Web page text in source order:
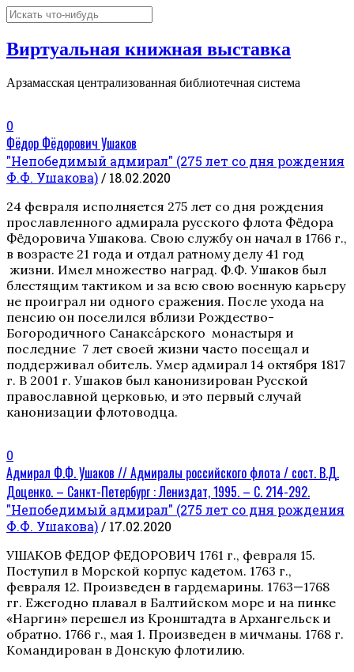
Виртуальная книжная выставка
Арзамасская централизованная библиотечная система
0
Фёдор Фёдорович Ушаков
"Непобедимый адмирал" (275 лет со дня рождения
Ф.Ф. Ушакова)/ 18.02.2020
24 февраля исполняется 275 лет со дня рождения
прославленного адмирала русского флота Фёдора
Фёдоровича Ушакова. Свою службу он начал в 1766 г.,
в возрасте 21 года и отдал ратному делу 41 год
жизни. Имел множество наград. Ф.Ф. Ушаков был
блестящим тактиком и за всю свою военную карьеру
не проиграл ни одного сражения. После ухода на
пенсию он поселился вблизи Рождество-
Богородичного Санакса́рского монастыря и
последние 7 лет своей жизни часто посещал и
поддерживал обитель. Умер адмирал 14 октября 1817
г. В 2001 г. Ушаков был канонизирован Русской
православной церковью, и это первый случай
канонизации флотоводца.
0
Адмирал Ф.Ф. Ушаков // Адмиралы российского флота / сост. В.Д.
Доценко. – Санкт-Петербург : Лениздат, 1995. – С. 214-292.
"Непобедимый адмирал" (275 лет со дня рождения
Ф.Ф. Ушакова)/ 17.02.2020
УШАКОВ ФЕДОР ФЕДОРОВИЧ 1761 г., февраля 15.
Поступил в Морской корпус кадетом. 1763 г.,
февраля 12. Произведен в гардемарины. 1763—1768
гг. Ежегодно плавал в Балтийском море и на пинке
«Наргин» перешел из Кронштадта в Архан­гельск и
обратно. 1766 г., мая 1. Произведен в мичманы. 1768 г.
Командирован в Донскую флотилию.